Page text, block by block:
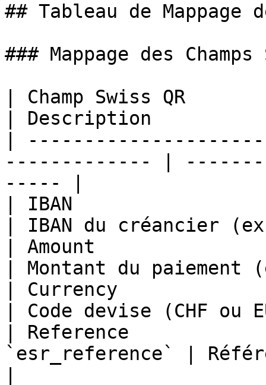
## Tableau de Mappage
### Mappage des
| Champ Swiss QR
| Description
|
------------- |
----- |
| IBAN
| IBAN du créancier
| Amount
| Montant du
| Currency
| Code devise (CHF
| Reference
`esr_reference` |